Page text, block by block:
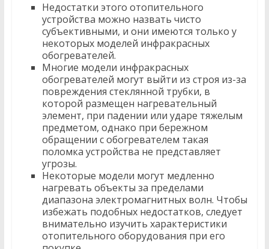
Недостатки этого отопительного
устройства можно назвать чисто
субъективными, и они имеются только у
некоторых моделей инфракрасных
обогревателей.
Многие модели инфракрасных
обогревателей могут выйти из строя из-за
повреждения стеклянной трубки, в
которой размещен нагревательный
элемент, при падении или ударе тяжелым
предметом, однако при бережном
обращении с обогревателем такая
поломка устройства не представляет
угрозы.
Некоторые модели могут медленно
нагревать объекты за пределами
диапазона электромагнитных волн. Чтобы
избежать подобных недостатков, следует
внимательно изучить характеристики
отопительного оборудования при его